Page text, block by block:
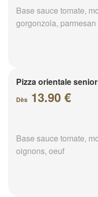
Base sauce tomate,
gorgonzola, parmesan
Pizza orientale senior
Dès 13.90 €
Base sauce tomate,
oignons, oeuf